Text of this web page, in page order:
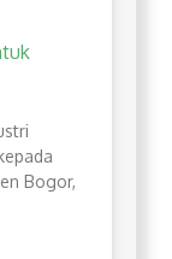
Bogor,